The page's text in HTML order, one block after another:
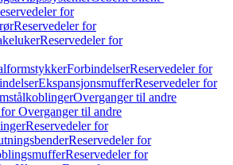
for
Reservedeler for
Reservedeler for
ForbindelserReservedeler for
EkspansjonsmufferReservedeler for
Overganger til andre
Overganger til andre
Reservedeler for
Reservedeler for
Reservedeler for